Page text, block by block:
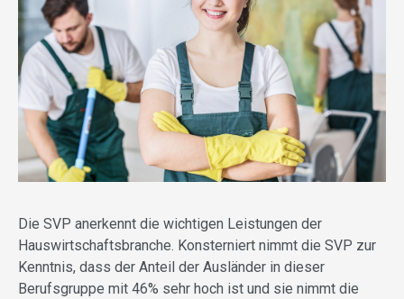
Die SVP anerkennt die wichtigen Leistungen der
Hauswirtschaftsbranche. Konsterniert nimmt die SVP zur
Kenntnis, dass der Anteil der Ausländer in dieser
Berufsgruppe mit 46% sehr hoch ist und sie nimmt die